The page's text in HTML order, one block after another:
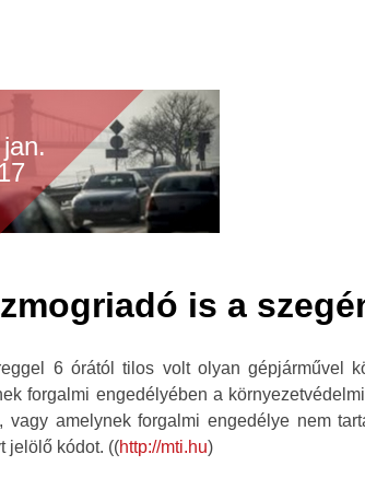
is a
6 órától tilos volt olyan gépjárművel
forgalmi engedélyében a
vagy amelynek forgalmi engedélye nem
jelölő kódot. ((http://mti.hu)